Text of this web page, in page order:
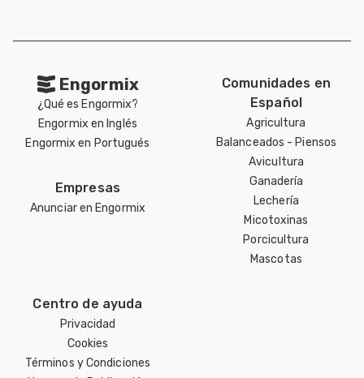
Engormix
¿Qué es Engormix?
Engormix en Inglés
Engormix en Portugués
Empresas
Anunciar en Engormix
Comunidades en
Español
Agricultura
Balanceados - Piensos
Avicultura
Ganadería
Lechería
Micotoxinas
Porcicultura
Mascotas
Centro de ayuda
Privacidad
Cookies
Términos y Condiciones